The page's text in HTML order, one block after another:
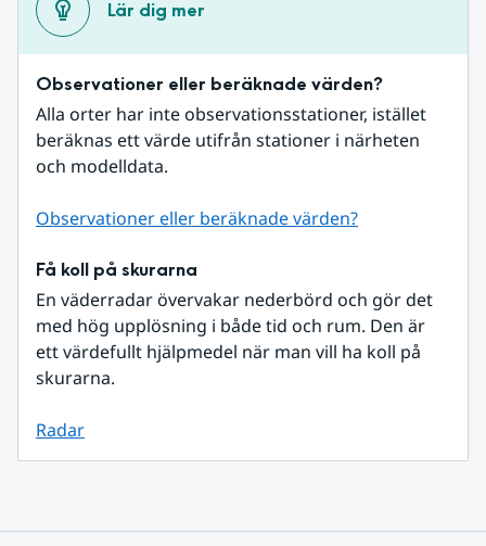
Lär dig mer
Observationer eller beräknade värden?
Alla orter har inte observationsstationer, istället
beräknas ett värde utifrån stationer i närheten
och modelldata.
Observationer eller beräknade värden?
Få koll på skurarna
En väderradar övervakar nederbörd och gör det
med hög upplösning i både tid och rum. Den är
ett värdefullt hjälpmedel när man vill ha koll på
skurarna.
Radar